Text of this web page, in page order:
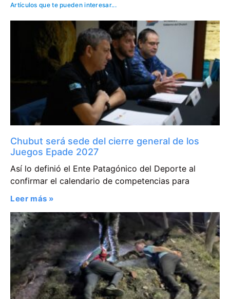
Artículos que te pueden interesar...
Chubut será sede del cierre general de los
Juegos Epade 2027
Así lo definió el Ente Patagónico del Deporte al
confirmar el calendario de competencias para
Leer más »